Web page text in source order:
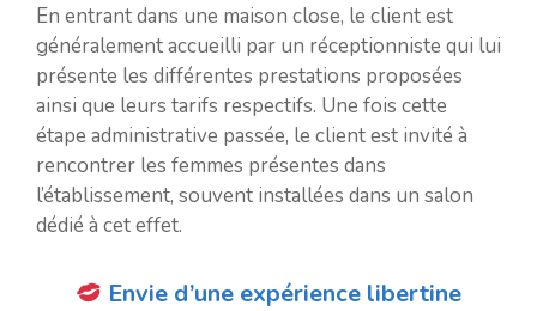
En entrant dans une maison close, le client est
généralement accueilli par un réceptionniste qui lui
présente les différentes prestations proposées
ainsi que leurs tarifs respectifs. Une fois cette
étape administrative passée, le client est invité à
rencontrer les femmes présentes dans
l’établissement, souvent installées dans un salon
dédié à cet effet.
Envie d’une expérience libertine